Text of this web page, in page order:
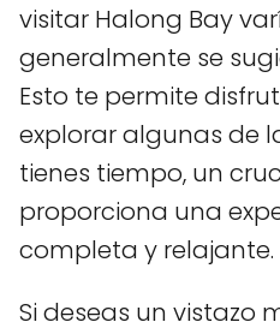
visitar Halong Bay
generalmente se
Esto te permite
explorar algunas de
tienes tiempo, un
proporciona una
completa y relajante.
Si deseas un vistazo